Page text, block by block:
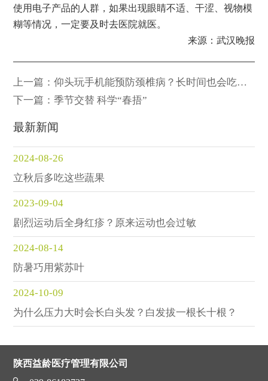
使用电子产品的人群，如果出现眼睛不适、干涩、视物模
糊等情况，一定要及时去医院就医。
来源：武汉晚报
上一篇：仰头玩手机能预防颈椎病？长时间也会吃不
消
下一篇：季节交替 科学“春捂”
最新新闻
2024-08-26
立秋后多吃这些蔬果
2023-09-04
剧烈运动后全身红疹？原来运动也会过敏
2024-08-14
防暑巧用紫苏叶
2024-10-09
为什么压力大时会长白头发？白发拔一根长十根？
陕西益龄医疗管理有限公司